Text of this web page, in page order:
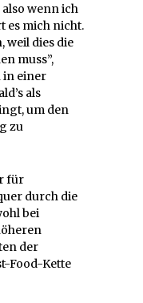
wenn ich
es mich nicht.
weil dies die
muss”,
in einer
als
um den
zu
für
durch die
bei
der
Food-Kette